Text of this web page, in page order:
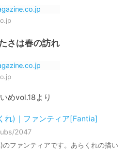
さは春の訪れ
れ)｜ファンティア[Fantia]
2047
ファンティアです。あらくれの描い